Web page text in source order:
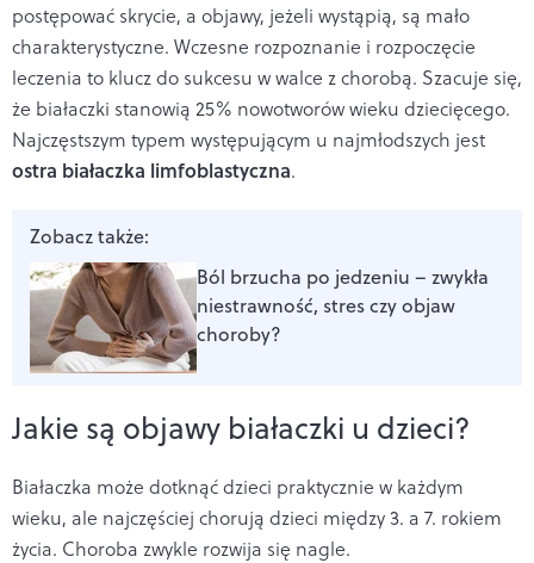
postępować skrycie, a objawy, jeżeli wystąpią, są mało
charakterystyczne. Wczesne rozpoznanie i rozpoczęcie
leczenia to klucz do sukcesu w walce z chorobą. Szacuje się,
że białaczki stanowią 25% nowotworów wieku dziecięcego.
Najczęstszym typem występującym u najmłodszych jest
ostra białaczka limfoblastyczna.
Zobacz także:
Ból brzucha po jedzeniu – zwykła
niestrawność, stres czy objaw
choroby?
Jakie są objawy białaczki u dzieci?
Białaczka może dotknąć dzieci praktycznie w każdym
wieku, ale najczęściej chorują dzieci między 3. a 7. rokiem
życia. Choroba zwykle rozwija się nagle.